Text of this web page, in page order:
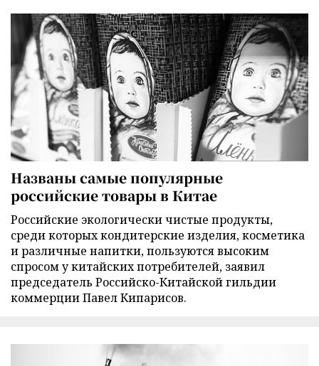
Названы самые популярные
российские товары в Китае
Российские экологически чистые продукты,
среди которых кондитерские изделия, косметика
и различные напитки, пользуются высоким
спросом у китайских потребителей, заявил
председатель Российско-Китайской гильдии
коммерции Павел Кипарисов.